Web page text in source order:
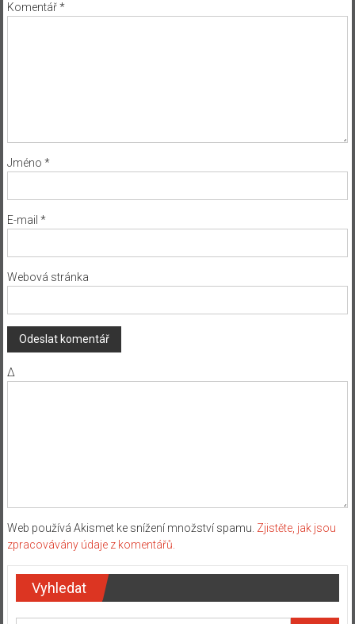
Komentář*
Jméno *
E-mail *
Webová stránka
Δ
Web používá Akismet ke snížení množství spamu. Zjistěte, jak jsou
zpracovávány údaje z komentářů.
Vyhledat